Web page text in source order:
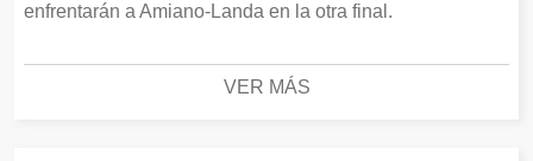
enfrentarán a Amiano-Landa en la otra final.
VER MÁS